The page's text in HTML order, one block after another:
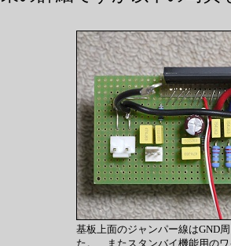
基板上面のジャンパー線はGND
た。 またスタンバイ機能用のワ